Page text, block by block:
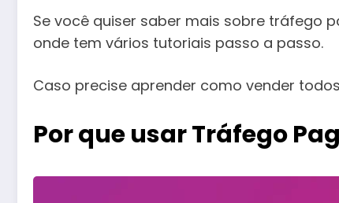
Se você quiser saber mais sobre tráfego
onde tem vários tutoriais passo a passo.
Caso precise aprender como vender
Por que usar Tráfego